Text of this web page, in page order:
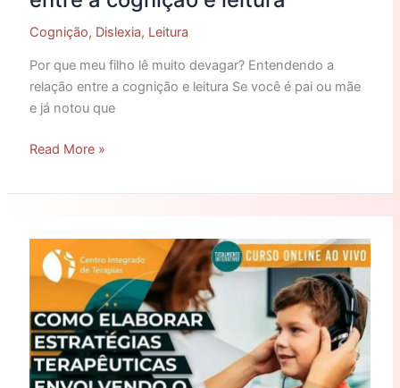
Cognição, Dislexia, Leitura
Por que meu filho lê muito devagar? Entendendo a
relação entre a cognição e leitura Se você é pai ou mãe
e já notou que
Read More »
Como
elaborar
estratégias
terapêuticas
envolvendo
o
processamento